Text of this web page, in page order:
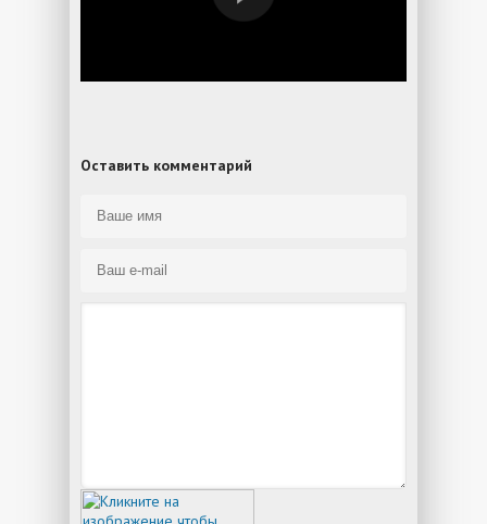
Оставить комментарий